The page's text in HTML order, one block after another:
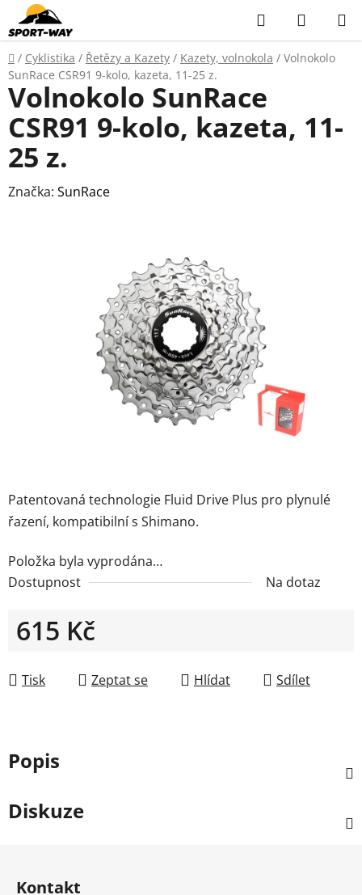
Přejít
na
obsah
Hledat
KOŠÍK
Domů
/ Cyklistika / Řetězy a Kazety / Kazety, volnokola / Volnokolo
SunRace CSR91 9-kolo, kazeta, 11-25 z.
Patentovaná technologie Fluid Drive Plus pro plynulé
řazení, kompatibilní s Shimano.
Položka byla vyprodána…
Dostupnost
Na dotaz
615 Kč
Tisk
Zeptat se Hlídat Sdílet
Volnokolo SunRace
CSR91 9-kolo, kazeta, 11-
25 z.
Značka: SunRace
Popis
Diskuze
Kontakt